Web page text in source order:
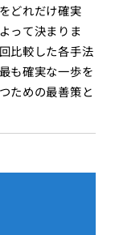
どれだけ確実
って決まりま
比較した各手法
も確実な一歩を
ための最善策と